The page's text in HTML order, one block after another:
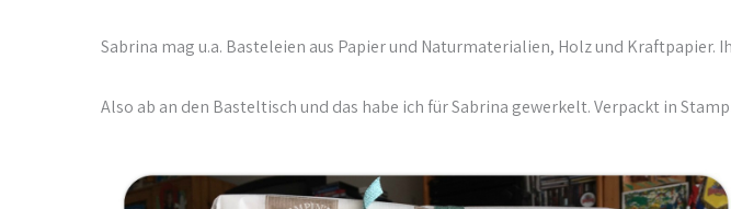
Sabrina mag u.a. Basteleien aus Papier und Naturmaterialien, Holz und Kraftpapier.
Also ab an den Basteltisch und das habe ich für Sabrina gewerkelt. Verpackt in